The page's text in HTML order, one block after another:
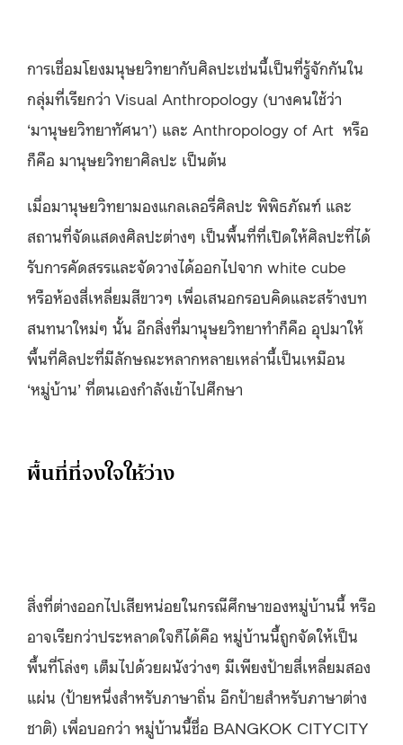
การเชื่อมโยงมนุษยวิทยากับศิลปะเช่นนี้เป็นที่รู้จักกันใน
กลุ่มที่เรียกว่า Visual Anthropology (บางคนใช้ว่า
‘มานุษยวิทยาทัศนา’) และ Anthropology of Art หรือ
ก็คือ มานุษยวิทยาศิลปะ เป็นต้น
เมื่อมานุษยวิทยามองแกลเลอรี่ศิลปะ พิพิธภัณฑ์ และ
สถานที่จัดแสดงศิลปะต่างๆ เป็นพื้นที่ที่เปิดให้ศิลปะที่ได้
รับการคัดสรรและจัดวางได้ออกไปจาก white cube
หรือห้องสี่เหลี่ยมสีขาวๆ เพื่อเสนอกรอบคิดและสร้างบท
สนทนาใหม่ๆ นั้น อีกสิ่งที่มานุษยวิทยาทำก็คือ อุปมาให้
พื้นที่ศิลปะที่มีลักษณะหลากหลายเหล่านี้เป็นเหมือน
‘หมู่บ้าน’ ที่ตนเองกำลังเข้าไปศึกษา
พื้นที่ที่จงใจให้ว่าง
สิ่งที่ต่างออกไปเสียหน่อยในกรณีศึกษาของหมู่บ้านนี้ หรือ
อาจเรียกว่าประหลาดใจก็ได้คือ หมู่บ้านนี้ถูกจัดให้เป็น
พื้นที่โล่งๆ เต็มไปด้วยผนังว่างๆ มีเพียงป้ายสี่เหลี่ยมสอง
แผ่น (ป้ายหนึ่งสำหรับภาษาถิ่น อีกป้ายสำหรับภาษาต่าง
ชาติ) เพื่อบอกว่า หมู่บ้านนี้ชื่อ BANGKOK CITYCITY